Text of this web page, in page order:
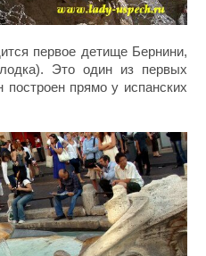
первое детище Бернини,
Это один из первых
прямо у испанских